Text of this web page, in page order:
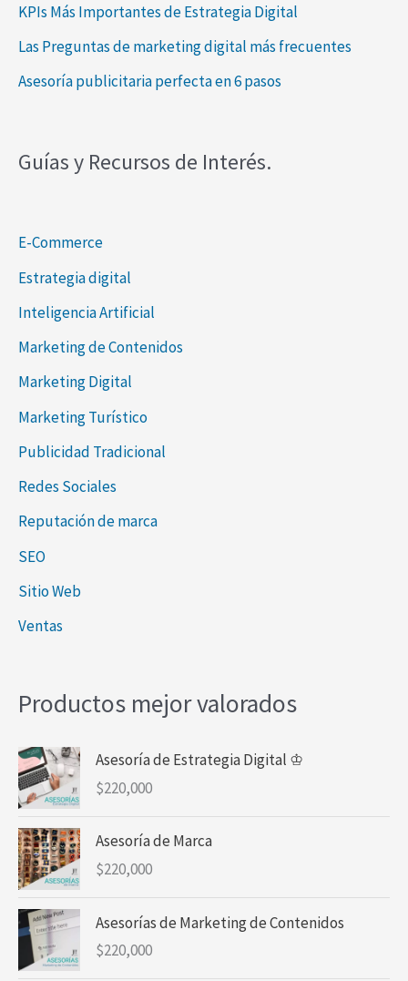
KPIs Más Importantes de Estrategia Digital
Las Preguntas de marketing digital más frecuentes
Asesoría publicitaria perfecta en 6 pasos
Guías y Recursos de Interés.
E-Commerce
Estrategia digital
Inteligencia Artificial
Marketing de Contenidos
Marketing Digital
Marketing Turístico
Publicidad Tradicional
Redes Sociales
Reputación de marca
SEO
Sitio Web
Ventas
Productos mejor valorados
Asesoría de Estrategia Digital ♔
$220,000
Asesoría de Marca
$220,000
Asesorías de Marketing de Contenidos
$220,000